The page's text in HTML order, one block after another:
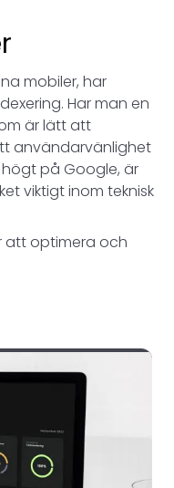
mobiler, har
Har man en
är lätt att
användarvänlighet
på Google, är
viktigt inom teknisk
att optimera och